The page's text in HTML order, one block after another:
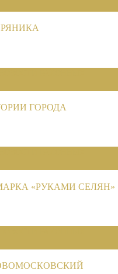
ГОРОДА
«РУКАМИ СЕЛЯН»